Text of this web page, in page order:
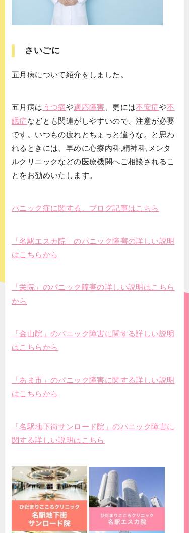
さいごに
五月病について紹介をしました。
五月病は うつ病や適応障害 、更には不安症や不
眠症などとも関連がしやすいので、注意が必要
です。いつもの疲れとちょっと違うな。と思わ
れるときには、早めに心療内科,精神科,メンタ
ルクリニックなどの医療機関へご相談されるこ
とをお勧めいたします。
パニック症に関する、ブログ記事はこちら
「名駅エスカ院」のパニック障害の詳しい説明
はこちらから
「栄院」のパニック障害の詳しい説明はこちら
から
「金山院」のパニック障害に関する詳しい説明
はこちらから
「あま市」のパニック障害に関する詳しい説明
はこちらから
「名駅地下街サンロード院」のパニック障害に
関する詳しい説明はこちら